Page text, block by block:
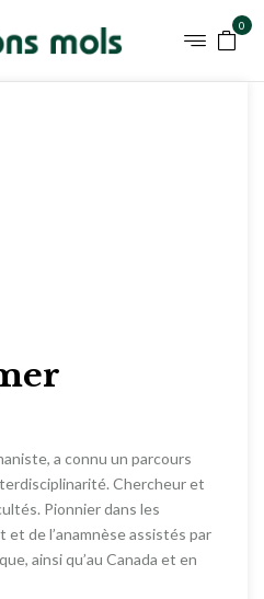
0
a connu un parcours
Chercheur et
Pionnier dans les
et de l’anamnèse assistés par
ainsi qu’au Canada et en